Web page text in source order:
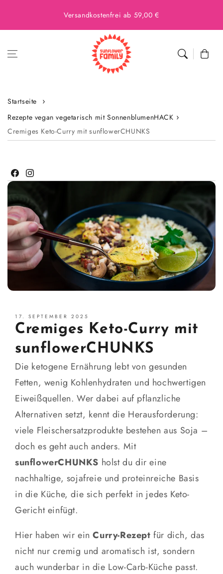
Versandkostenfrei ab 59,00 €
Startseite
Rezepte vegan vegetarisch mit SonnenblumenHACK
Cremiges Keto-Curry mit sunflowerCHUNKS
Facebook
Instagram
17. SEPTEMBER 2025
Cremiges Keto-Curry mit
sunflowerCHUNKS
Die ketogene Ernährung lebt von gesunden
Fetten, wenig Kohlenhydraten und hochwertigen
Eiweißquellen. Wer dabei auf pflanzliche
Alternativen setzt, kennt die Herausforderung:
viele Fleischersatzprodukte bestehen aus Soja –
doch es geht auch anders. Mit
sunflowerCHUNKS holst du dir eine
nachhaltige, sojafreie und proteinreiche Basis
in die Küche, die sich perfekt in jedes Keto-
Gericht einfügt.
Hier haben wir einCurry-Rezept für dich, das
nicht nur cremig und aromatisch ist, sondern
auch wunderbar in die Low-Carb-Küche passt.